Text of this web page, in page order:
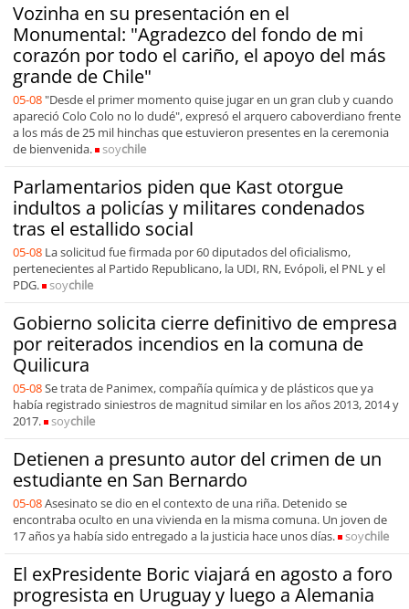
Vozinha en su presentación en el
Monumental: "Agradezco del fondo de mi
corazón por todo el cariño, el apoyo del más
grande de Chile"
05-08 "Desde el primer momento quise jugar en un gran club y cuando
apareció Colo Colo no lo dudé", expresó el arquero caboverdiano frente
a los más de 25 mil hinchas que estuvieron presentes en la ceremonia
de bienvenida.
soychile
Parlamentarios piden que Kast otorgue
indultos a policías y militares condenados
tras el estallido social
05-08 La solicitud fue firmada por 60 diputados del oficialismo,
pertenecientes al Partido Republicano, la UDI, RN, Evópoli, el PNL y el
PDG.
soychile
Gobierno solicita cierre definitivo de empresa
por reiterados incendios en la comuna de
Quilicura
05-08Se trata de Panimex, compañía química y de plásticos que ya
había registrado siniestros de magnitud similar en los años 2013, 2014 y
2017.
soychile
Detienen a presunto autor del crimen de un
estudiante en San Bernardo
05-08Asesinato se dio en el contexto de una riña. Detenido se
encontraba oculto en una vivienda en la misma comuna. Un joven de
17 años ya había sido entregado a la justicia hace unos días.
soychile
El exPresidente Boric viajará en agosto a foro
progresista en Uruguay y luego a Alemania